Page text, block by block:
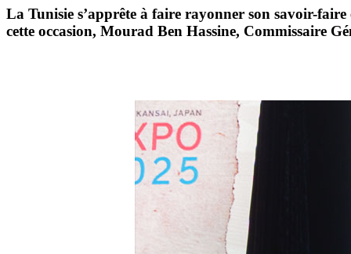
La Tunisie s’apprête à faire rayonner son savoir-
cette occasion, Mourad Ben Hassine, Commissaire